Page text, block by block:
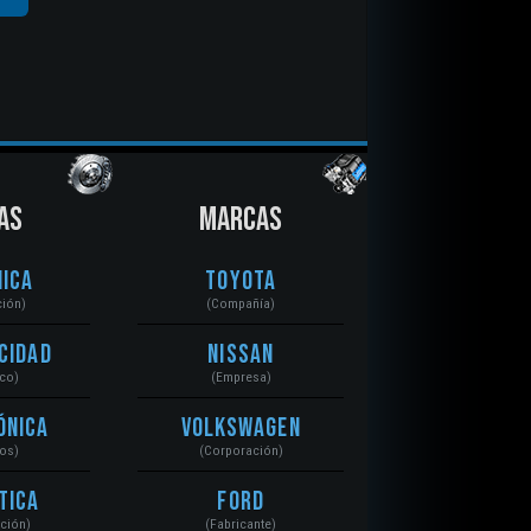
MARCAS
Toyota
(Compañía)
Nissan
(Empresa)
Volkswagen
(Corporación)
Ford
(Fabricante)